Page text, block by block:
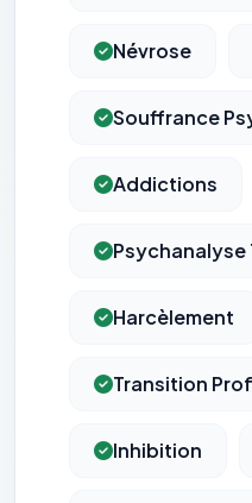
Névrose
Souffrance
Addictions
Harcèlement
Transition
Inhibition